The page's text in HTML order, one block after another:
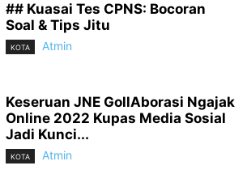
## Kuasai Tes CPNS: Bocoran
Soal & Tips Jitu
KOTA Atmin
Keseruan JNE GollAborasi Ngajak
Online 2022 Kupas Media Sosial
Jadi Kunci...
KOTA Atmin